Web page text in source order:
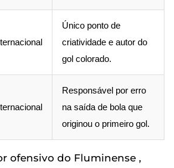
Único ponto de
criatividade e autor do
gol colorado.
Responsável por erro
na saída de bola que
originou o primeiro gol.
ofensivo do Fluminense ,